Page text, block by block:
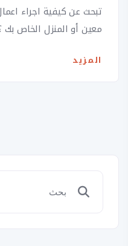
تبحث عن كيفية اجراء
معين أو المنزل الخاص
المزيد